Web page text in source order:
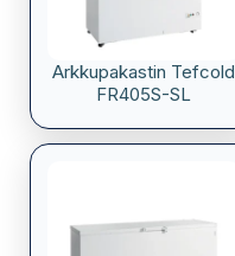
Arkkupakastin Tefcold
FR405S-SL